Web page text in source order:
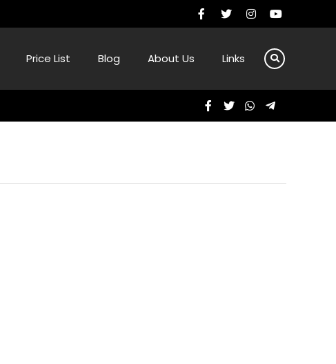
Price List Blog About Us Links